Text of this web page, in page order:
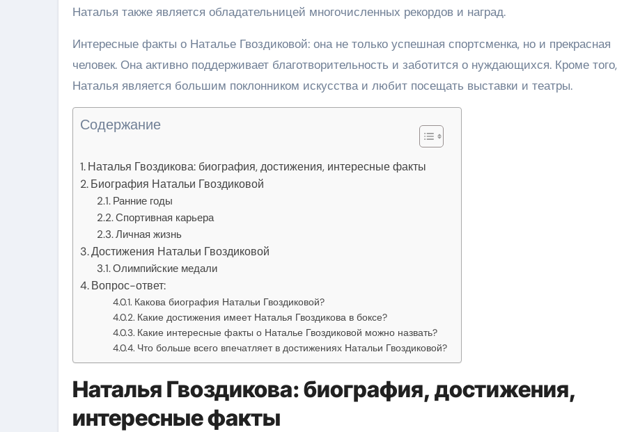
Наталья также является обладательницей многочисленных рекордов и наград.
Интересные факты о Наталье Гвоздиковой: она не только успешная спортсменка, но и прекрасная
человек. Она активно поддерживает благотворительность и заботится о нуждающихся. Кроме того,
Наталья является большим поклонником искусства и любит посещать выставки и театры.
Содержание
Наталья Гвоздикова: биография, достижения, интересные факты
Биография Натальи Гвоздиковой
Ранние годы
Спортивная карьера
Личная жизнь
Достижения Натальи Гвоздиковой
Олимпийские медали
Вопрос-ответ:
Какова биография Натальи Гвоздиковой?
Какие достижения имеет Наталья Гвоздикова в боксе?
Какие интересные факты о Наталье Гвоздиковой можно назвать?
Что больше всего впечатляет в достижениях Натальи Гвоздиковой?
Наталья Гвоздикова: биография, достижения,
интересные факты